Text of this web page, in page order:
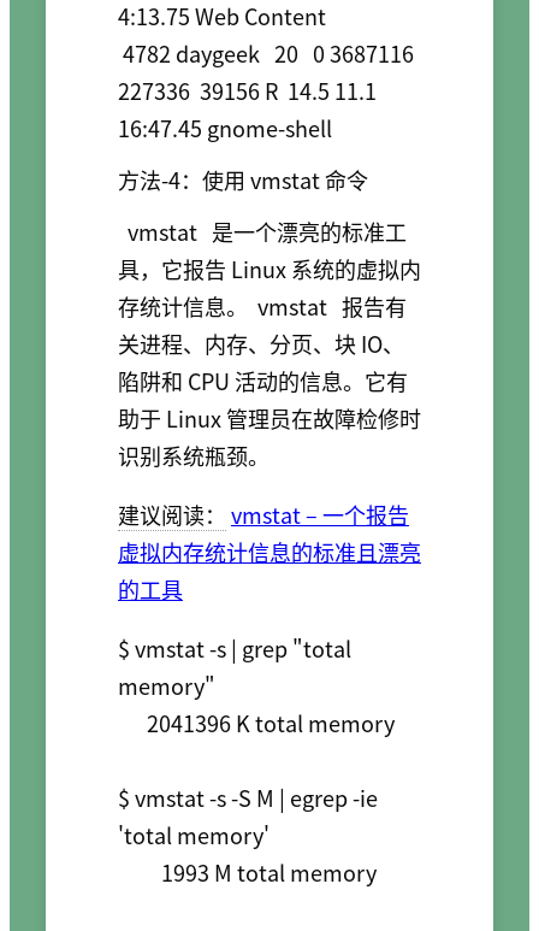
4:13.75 Web Content
227336  39156 R  14.5 11.1
16:47.45 gnome-shell
方法-4：使用 vmstat 命令
vmstat 是一个漂亮的标准工
具，它报告 Linux 系统的虚拟内
存统计信息。
vmstat 报告有
关进程、内存、分页、块 IO、
陷阱和 CPU 活动的信息。它有
助于 Linux 管理员在故障检修时
识别系统瓶颈。
建议阅读：
vmstat – 一个报告
虚拟内存统计信息的标准且漂亮
的工具
$ vmstat -s | grep "total
memory"
$ vmstat -s -S M | egrep -ie
'total memory'